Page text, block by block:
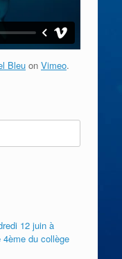
Bleu on Vimeo.
12 juin à
du collège